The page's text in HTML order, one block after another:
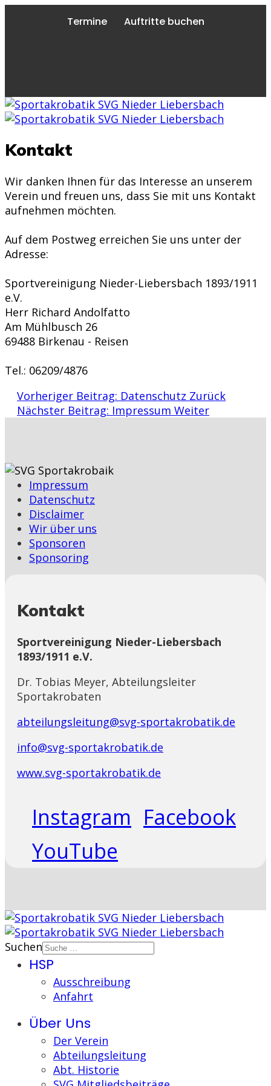
Termine Auftritte buchen
Kontakt
Wir danken Ihnen für das Interesse an unserem
Verein und freuen uns, dass Sie mit uns Kontakt
aufnehmen möchten.
Auf dem Postweg erreichen Sie uns unter der
Adresse:
Sportvereinigung Nieder-Liebersbach 1893/1911
e.V.
Herr Richard Andolfatto
Am Mühlbusch 26
69488 Birkenau - Reisen
Tel.: 06209/4876
Vorheriger Beitrag: Datenschutz Zurück
Nächster Beitrag: Impressum Weiter
Impressum
Datenschutz
Disclaimer
Wir über uns
Sponsoren
Sponsoring
Kontakt
Sportvereinigung Nieder-Liebersbach
1893/1911 e.V.
Dr. Tobias Meyer, Abteilungsleiter
Sportakrobaten
abteilungsleitung@svg-sportakrobatik.de
info@svg-sportakrobatik.de
www.svg-sportakrobatik.de
Instagram Facebook
YouTube
Suchen
HSP
Ausschreibung
Anfahrt
Über Uns
Der Verein
Abteilungsleitung
Abt. Historie